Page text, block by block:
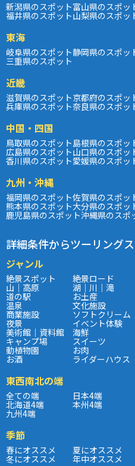
新潟県のスポット富山県のスポッ
福井県のスポット山梨県のスポッ
東海
岐阜県のスポット静岡県のスポッ
三重県のスポット
近畿
滋賀県のスポット京都府のスポッ
兵庫県のスポット奈良県のスポッ
中国・四国
鳥取県のスポット島根県のスポッ
広島県のスポット山口県のスポッ
香川県のスポット愛媛県のスポッ
九州・沖縄
福岡県のスポット佐賀県のスポッ
熊本県のスポット大分県のスポッ
鹿児島県のスポット沖縄県のスポ
詳細条件からツーリング
ジャンル
絶景スポット 絶景ロード
山｜高原 湖｜川｜滝
道の駅 お土産
温泉 文化施設
商業施設 ソフトクリーム
夜景 イベント体験
美術館｜資料館 海鮮
キャンプ場 スイーツ
動植物園 お肉
お酒 ライダーハウス
東西南北の端
全ての端 日本4端
北海道4端 本州4端
九州4端
季節
春にオススメ 夏にオススメ
冬にオススメ 年中オススメ